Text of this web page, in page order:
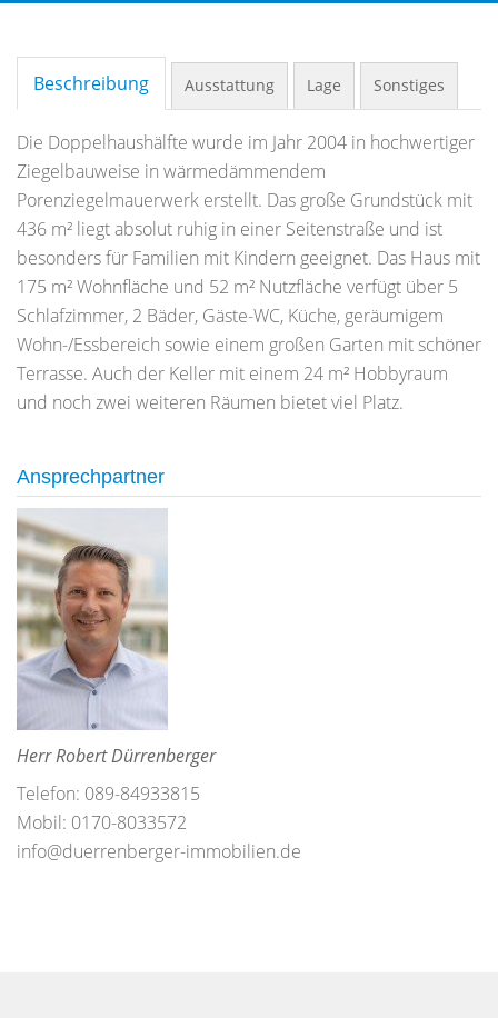
Beschreibung Ausstattung Lage Sonstiges
Die Doppelhaushälfte wurde im Jahr 2004 in hochwertiger
Ziegelbauweise in wärmedämmendem
Porenziegelmauerwerk erstellt. Das große Grundstück mit
436 m² liegt absolut ruhig in einer Seitenstraße und ist
besonders für Familien mit Kindern geeignet. Das Haus mit
175 m² Wohnfläche und 52 m² Nutzfläche verfügt über 5
Schlafzimmer, 2 Bäder, Gäste-WC, Küche, geräumigem
Wohn-/Essbereich sowie einem großen Garten mit schöner
Terrasse. Auch der Keller mit einem 24 m² Hobbyraum
und noch zwei weiteren Räumen bietet viel Platz.
Ansprechpartner
Herr Robert Dürrenberger
Telefon: 089-84933815
Mobil: 0170-8033572
info@duerrenberger-immobilien.de